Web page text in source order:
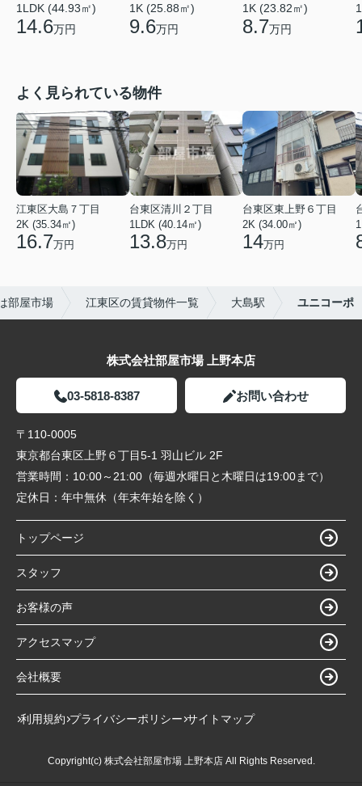
1LDK (44.93㎡)
14.6万円
1K (25.88㎡)
9.6万円
1K (23.82㎡)
8.7万円
よく見られている物件
江東区大島７丁目
2K (35.34㎡)
16.7万円
台東区清川２丁目
1LDK (40.14㎡)
13.8万円
台東区東上野６丁目
2K (34.00㎡)
14万円
部屋市場 江東区の賃貸物件一覧 大島駅 ユニコーポ
株式会社部屋市場 上野本店
03-5818-8387 お問い合わせ
〒110-0005
東京都台東区上野６丁目5-1 羽山ビル 2F
営業時間： 10:00～21:00（毎週水曜日と木曜日は19:00まで）
定休日： 年中無休（年末年始を除く）
トップページ
スタッフ
お客様の声
アクセスマップ
会社概要
利用規約 プライバシーポリシー サイトマップ
Copyright(c) 株式会社部屋市場 上野本店 All Rights Reserved.